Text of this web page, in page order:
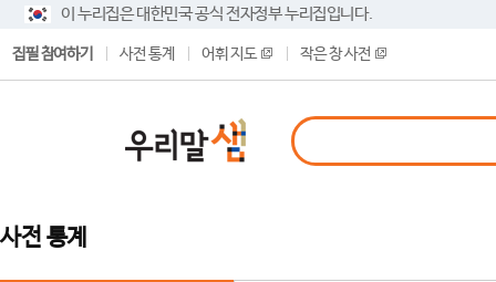
이 누리집은 대한민국 공식 전자정부 누리집입니다.
집필 참여하기 사전 통계 어휘 지도 작은 창 사전
사전 통계